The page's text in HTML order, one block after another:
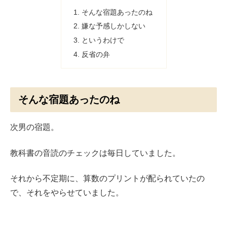
そんな宿題あったのね
嫌な予感しかしない
というわけで
反省の弁
そんな宿題あったのね
次男の宿題。
教科書の音読のチェックは毎日していました。
それから不定期に、算数のプリントが配られていたの
で、それをやらせていました。